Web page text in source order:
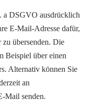
a DSGVO ausdrücklich
E-Mail-Adresse dafür,
zu übersenden. Die
Beispiel über einen
Alternativ können Sie
an
Mail senden.